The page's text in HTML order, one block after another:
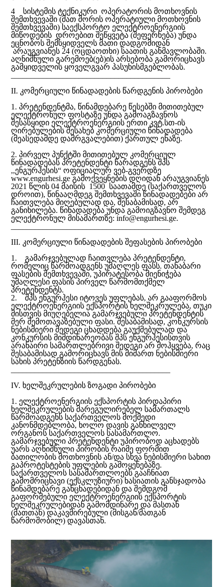
4 სისტემის ტექნიკური ოპერატორის მოთხოვნის
შემთხვევაში (მათ შორის ოპერატიული მოთხოვნის
შემთხვევაში) საექსპორტო ელექტროენერგიის
მიწოდების დროებით შეწყვეტა (შეფერხება) უნდა
ეცნობოს შემსყიდველს მათი დადგომიდან
არაუგვიანეს 24 (ოცდაოთხი) საათის განმავლობაში.
აღნიშნული გარემოებ(ებ)ის არსებობა გამორიცხავს
გამყიდველის ყოველგვარ პასუხისმგებლობას.
II. კომერციული წინადადების წარდგენის პირობები
1. პრეტენდენტმა, წინამდებარე წესებში მითითებულ
ელექტრონულ ფოსტაზე უნდა გამოაგზავნოს
შესასყიდი ელექტროენერგიის ერთი კვტ.სთ-ის
ღირებულების შესახებ კომერციული წინადადება
(მეასედამდე დამრგვალებით) ქართულ ენაზე.
2. პირველ პუნქტში მითითებულ კომერციულ
წინადადებას პრეტენდენტი წარადგენს შპს
,,ენგურჰესის“ ოფიციალურ ვებ-გვერდზე
www.engurhesi.ge გამოქვეყნების დღიდან არაუგვიანეს
2021 წლის 04 მაისის 1500 საათამდე (საქართველოს
დროით), წინააღმდეგ შემთხვევაში წინადადებები არ
ჩაითვლება მიღებულად და, შესაბამისად, არ
განიხილება. წინადადება უნდა გამოიგზავნო შემდეგ
ელექტრონულ მისამართზე: info@engurhesi.ge.
III. კომერციული წინადადების შეფასების პირობები
1. გამარჯვებულად ჩაითვლება პრეტენდენტი,
რომელიც წარმოადგენს უმაღლეს ფასს. თანაბარი
ფასების შემთხვევაში, უპირატესობა მიენიჭება
უმაღლესი ფასის პირველ წარმომთქმელ
პრეტენდენტს.
2. შპს ენგურჰესი იტოვეს უფლებას, არ გააფორმოს
ელექტროენერგიის ექსპორტის ხელშეკრულება, თუკი
მისთვის მიუღებელია გამარჯვებული პრეტენდენტის
მერ შემოთავაზებული ფასი. შესაბამისად, კონკურსის
ნებისმიერი შედეგი ცხადდება გაუქმებულად და
კონკურსის მიმდინარეობას შპს ენგურჰესისთვის
არანაირი სამართლებრივი შედეგი არ მოჰყვება, რაც
შესაბამისად გამორიცხავს მის მიმართ ნებისმიერი
სახის პრეტენზიის წარდგენას.
IV. ხელშეკრულების ზოგადი პირობები
1. ელექტროენერგიის ექსპორტის პირდაპირი
ხელშეკრულების მარეგულირებელ სამართალს
წარმოადგენს საქართველოს მოქმედი
კანონმდებლობა, ხოლო დავის განხილველ
ორგანოს საქართველოს სასამართლო.
გამარჯვებული პრეტენდენტი უპირობოდ აცხადებს
უარს აღნიშნული პირობის რაიმე ფორმით
ბათილობის მოთხოვნის ან/და სხვა ნებისმიერი სახით
გაპროტესტების უფლების გამოყენებაზე.
საქართველოს სასამართლოებს გააჩნიათ
გამომრიცხავი (ექსკლუზიური) ხასიათის განსჯადობა
წინამდებარე განცხადებიდან და შემდგომ
გაფორმებული ელექტროენერგიის ექსპორტის
ხელშეკრულებიდან გამომდინარე და მასთან
(მათთან) დაკავშირებული (მისგან/მათგან
წარმოშობილ) დავასთან.